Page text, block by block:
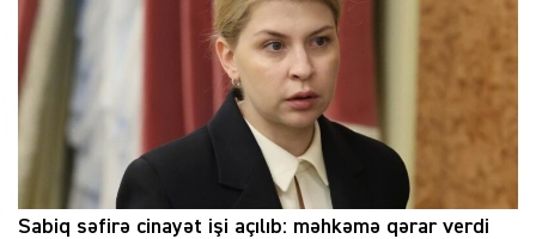
Sabiq səfirə cinayət işi açılıb: məhkəmə qərar verdi